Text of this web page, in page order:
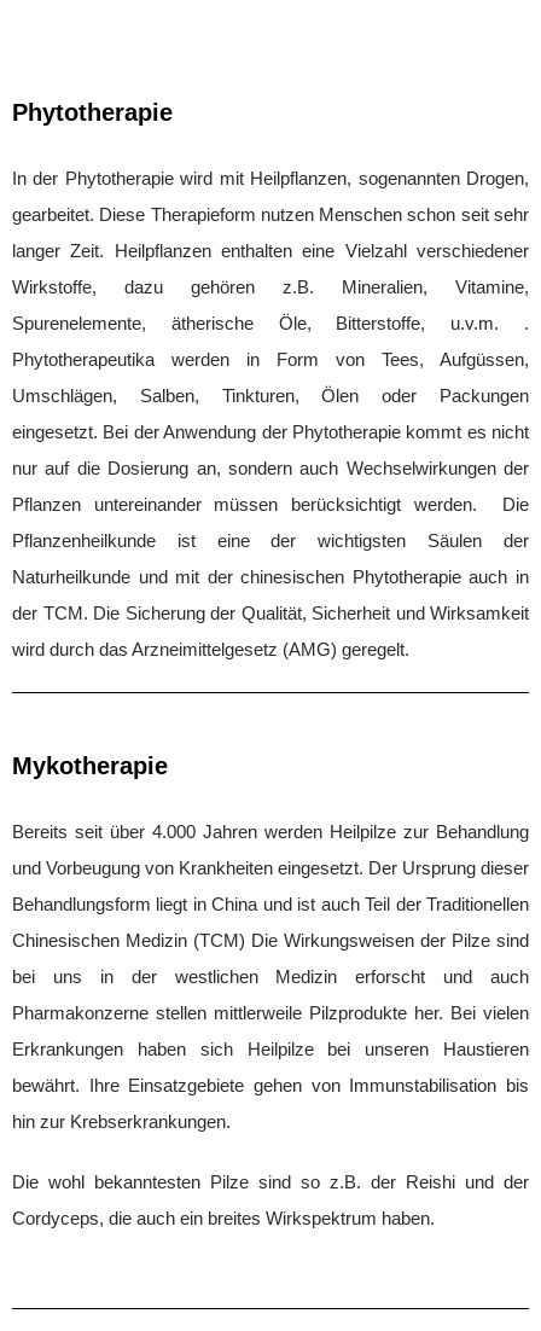
Phytotherapie
In der Phytotherapie wird mit Heilpflanzen, sogenannten Drogen,
gearbeitet. Diese Therapieform nutzen Menschen schon seit sehr
langer Zeit. Heilpflanzen enthalten eine Vielzahl verschiedener
Wirkstoffe, dazu gehören z.B. Mineralien, Vitamine,
Spurenelemente, ätherische Öle, Bitterstoffe, u.v.m. .
Phytotherapeutika werden in Form von Tees, Aufgüssen,
Umschlägen, Salben, Tinkturen, Ölen oder Packungen
eingesetzt. Bei der Anwendung der Phytotherapie kommt es nicht
nur auf die Dosierung an, sondern auch Wechselwirkungen der
Pflanzen untereinander müssen berücksichtigt werden. Die
Pflanzenheilkunde ist eine der wichtigsten Säulen der
Naturheilkunde und mit der chinesischen Phytotherapie auch in
der TCM. Die Sicherung der Qualität, Sicherheit und Wirksamkeit
wird durch das Arzneimittelgesetz (AMG) geregelt.
Mykotherapie
Bereits seit über 4.000 Jahren werden Heilpilze zur Behandlung
und Vorbeugung von Krankheiten eingesetzt. Der Ursprung dieser
Behandlungsform liegt in China und ist auch Teil der Traditionellen
Chinesischen Medizin (TCM) Die Wirkungsweisen der Pilze sind
bei uns in der westlichen Medizin erforscht und auch
Pharmakonzerne stellen mittlerweile Pilzprodukte her. Bei vielen
Erkrankungen haben sich Heilpilze bei unseren Haustieren
bewährt. Ihre Einsatzgebiete gehen von Immunstabilisation bis
hin zur Krebserkrankungen.
Die wohl bekanntesten Pilze sind so z.B. der Reishi und der
Cordyceps, die auch ein breites Wirkspektrum haben.